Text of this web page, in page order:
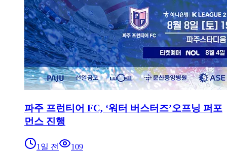
파주 프런티어 FC, ‘워터 버스터즈’오프닝 퍼포
먼스 진행
1일 전
109